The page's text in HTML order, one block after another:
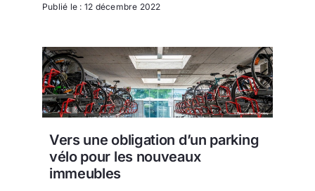
Publié le : 12 décembre 2022
Vers une obligation d’un parking
vélo pour les nouveaux
immeubles